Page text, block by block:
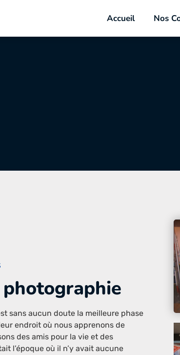
Accueil Nos
sans aucun doute la meilleure phase
endroit où nous apprenons de
des amis pour la vie et des
l’époque où il n’y avait aucune